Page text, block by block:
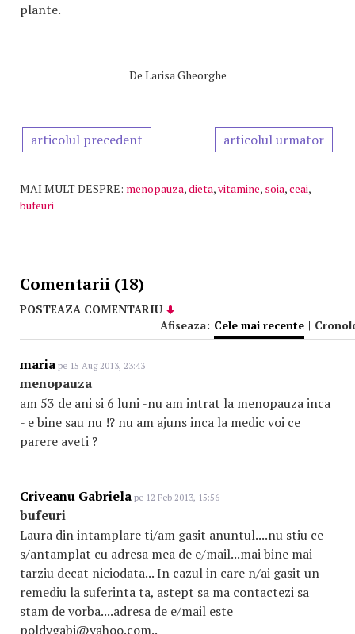
plante.
De Larisa Gheorghe
articolul precedent articolul urmator
MAI MULT DESPRE: menopauza,dieta,vitamine, soia,ceai,
bufeuri
Comentarii (18)
POSTEAZA COMENTARIU
Afiseaza: Cele mai recente |
maria pe 15 Aug 2013, 23:43
menopauza
am 53 de ani si 6 luni -nu am intrat la menopauza inca
- e bine sau nu !? nu am ajuns inca la medic voi ce
parere aveti ?
Criveanu Gabriela pe 12 Feb 2013, 15:56
bufeuri
Laura din intamplare ti/am gasit anuntul....nu stiu ce
s/antamplat cu adresa mea de e/mail...mai bine mai
tarziu decat niciodata... In cazul in care n/ai gasit un
remediu la suferinta ta, astept sa ma contactezi sa
stam de vorba....adresa de e/mail este
poldygabi@yahoo.com..